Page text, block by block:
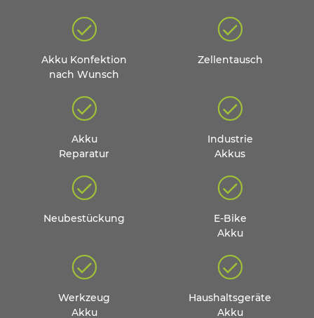
Akku Konfektion
nach Wunsch
Zellentausch
Akku
Reparatur
Industrie
Akkus
Neubestückung
E-Bike
Akku
Werkzeug
Akku
Haushaltsgeräte
Akku